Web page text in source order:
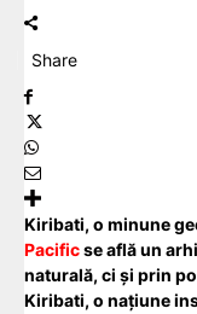
Share
Kiribati, o minune
Pacificse află un
naturală, ci și prin
Kiribati, o națiune